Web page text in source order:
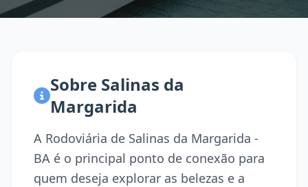
Sobre Salinas da
Margarida
A Rodoviária de Salinas da Margarida -
BA é o principal ponto de conexão para
quem deseja explorar as belezas e a